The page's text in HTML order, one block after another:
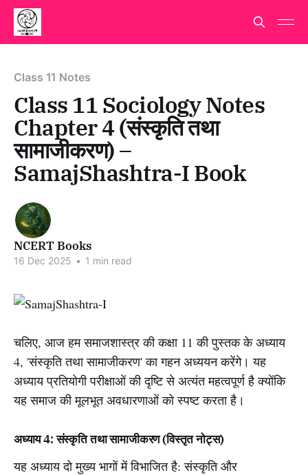
Class 11 Notes
Class 11 Sociology Notes
Chapter 4 (संस्कृति तथा
सामाजीकरण) –
SamajShashtra-I Book
NCERT Books
16 Dec 2025 • 1 min read
चलिए, आज हम समाजशास्त्र की कक्षा 11 की पुस्तक के अध्याय
4, 'संस्कृति तथा सामाजीकरण' का गहन अध्ययन करेंगे। यह
अध्याय प्रतियोगी परीक्षाओं की दृष्टि से अत्यंत महत्वपूर्ण है क्योंकि
यह समाज की मूलभूत अवधारणाओं को स्पष्ट करता है।
अध्याय 4: संस्कृति तथा सामाजीकरण (विस्तृत नोट्स)
यह अध्याय दो मुख्य भागों में विभाजित है: संस्कृति और